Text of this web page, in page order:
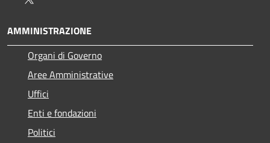
AMMINISTRAZIONE
Organi di Governo
Aree Amministrative
Uffici
Enti e fondazioni
Politici